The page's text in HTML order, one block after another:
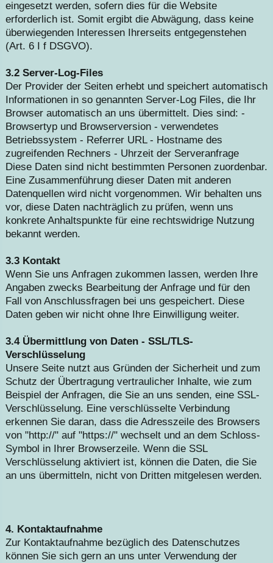
eingesetzt werden, sofern dies für die Website
erforderlich ist. Somit ergibt die Abwägung, dass keine
überwiegenden Interessen Ihrerseits entgegenstehen
(Art. 6 I f DSGVO).
3.2 Server-Log-Files
Der Provider der Seiten erhebt und speichert automatisch
Informationen in so genannten Server-Log Files, die Ihr
Browser automatisch an uns übermittelt. Dies sind: -
Browsertyp und Browserversion - verwendetes
Betriebssystem - Referrer URL - Hostname des
zugreifenden Rechners - Uhrzeit der Serveranfrage
Diese Daten sind nicht bestimmten Personen zuordenbar.
Eine Zusammenführung dieser Daten mit anderen
Datenquellen wird nicht vorgenommen. Wir behalten uns
vor, diese Daten nachträglich zu prüfen, wenn uns
konkrete Anhaltspunkte für eine rechtswidrige Nutzung
bekannt werden.
3.3 Kontakt
Wenn Sie uns Anfragen zukommen lassen, werden Ihre
Angaben zwecks Bearbeitung der Anfrage und für den
Fall von Anschlussfragen bei uns gespeichert. Diese
Daten geben wir nicht ohne Ihre Einwilligung weiter.
3.4 Übermittlung von Daten - SSL/TLS-
Verschlüsselung
Unsere Seite nutzt aus Gründen der Sicherheit und zum
Schutz der Übertragung vertraulicher Inhalte, wie zum
Beispiel der Anfragen, die Sie an uns senden, eine SSL-
Verschlüsselung. Eine verschlüsselte Verbindung
erkennen Sie daran, dass die Adresszeile des Browsers
von "http://" auf "https://" wechselt und an dem Schloss-
Symbol in Ihrer Browserzeile. Wenn die SSL
Verschlüsselung aktiviert ist, können die Daten, die Sie
an uns übermitteln, nicht von Dritten mitgelesen werden.
4. Kontaktaufnahme
Zur Kontaktaufnahme bezüglich des Datenschutzes
können Sie sich gern an uns unter Verwendung der